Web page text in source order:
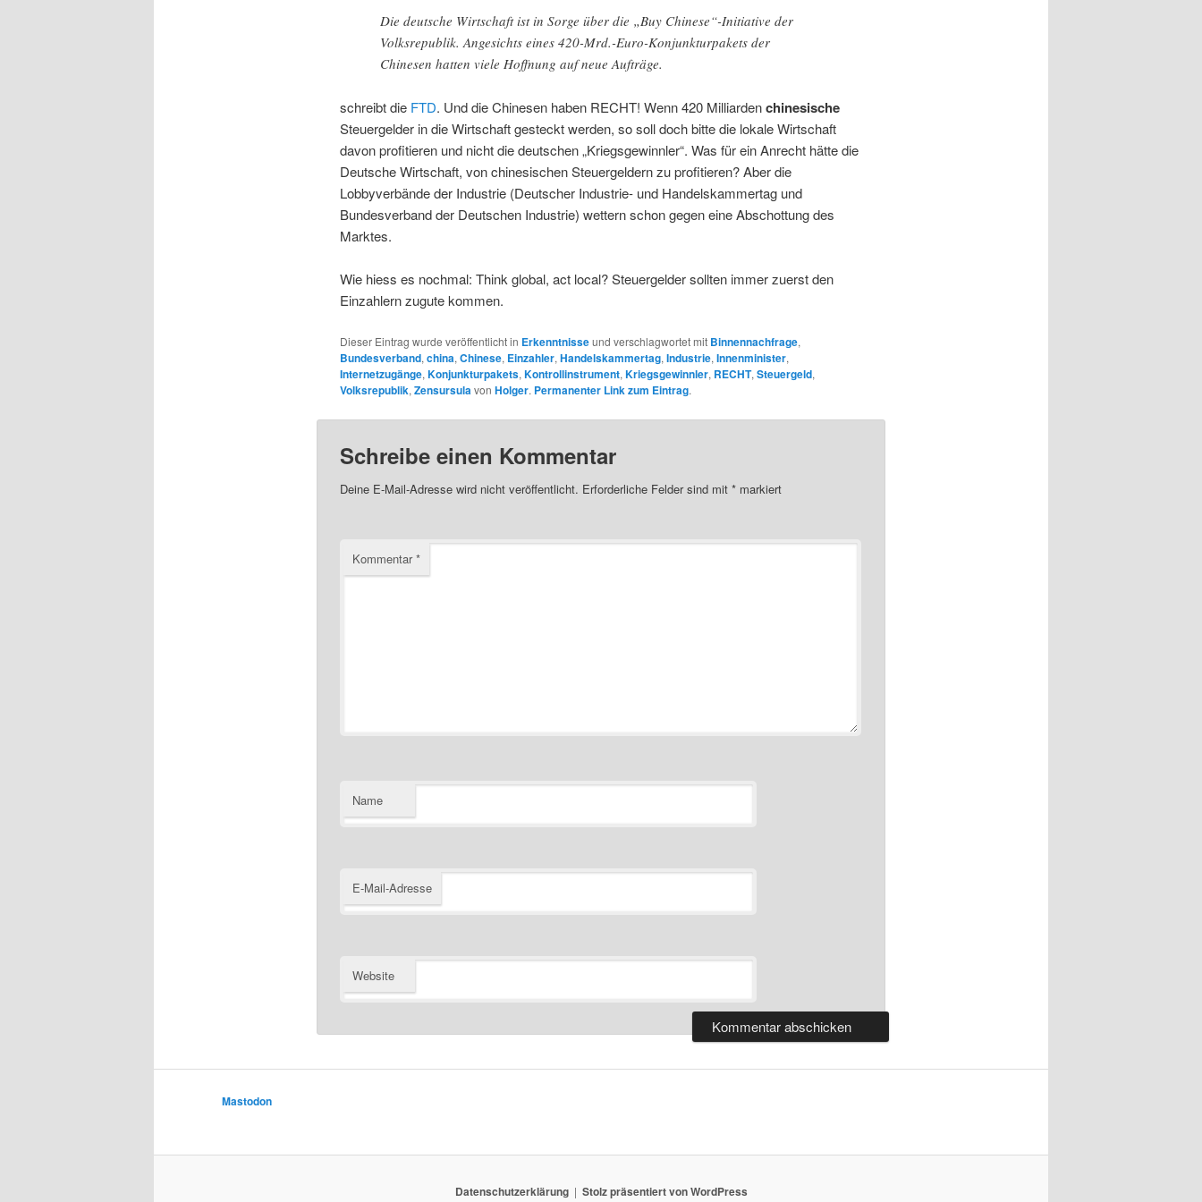
Die deutsche Wirtschaft ist in Sorge über die „Buy Chinese“-Initiative der
Volksrepublik. Angesichts eines 420-Mrd.-Euro-Konjunkturpakets der
Chinesen hatten viele Hoffnung auf neue Aufträge.
schreibt die FTD. Und die Chinesen haben RECHT! Wenn 420 Milliardenchinesische
Steuergelder in die Wirtschaft gesteckt werden, so soll doch bitte die lokale Wirtschaft
davon profitieren und nicht die deutschen „Kriegsgewinnler“. Was für ein Anrecht hätte die
Deutsche Wirtschaft, von chinesischen Steuergeldern zu profitieren? Aber die
Lobbyverbände der Industrie (Deutscher Industrie- und Handelskammertag und
Bundesverband der Deutschen Industrie) wettern schon gegen eine Abschottung des
Marktes.
Wie hiess es nochmal: Think global, act local? Steuergelder sollten immer zuerst den
Einzahlern zugute kommen.
Dieser Eintrag wurde veröffentlicht in Erkenntnisseund verschlagwortet mit Binnennachfrage,
Bundesverband, china, Chinese, Einzahler, Handelskammertag, Industrie, Innenminister,
Internetzugänge, Konjunkturpakets, Kontrollinstrument, Kriegsgewinnler, RECHT, Steuergeld,
Volksrepublik, Zensursula von Holger. Permanenter Link zum Eintrag.
Schreibe einen Kommentar
Deine E-Mail-Adresse wird nicht veröffentlicht. Erforderliche Felder sind mit *markiert
Kommentar*
Name
E-Mail-Adresse
Website
Mastodon
Datenschutzerklärung Stolz präsentiert von WordPress